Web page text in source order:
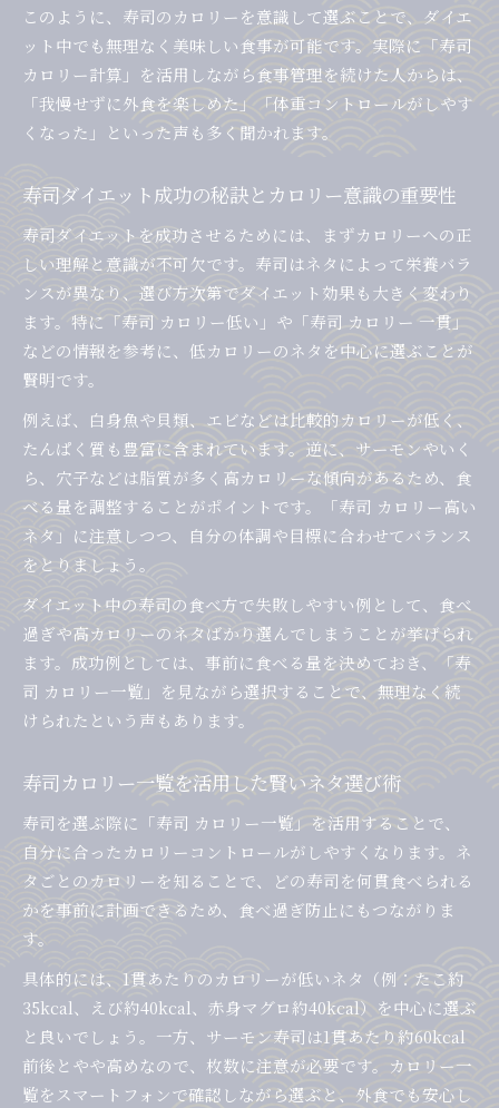
寿司カロリー管理と味の満足感を両立させる秘
訣
寿司カロリーを減らす食べ合わせの工夫とは
寿司10貫分のカロリーを比べてみた結果
寿司カロリー10貫分の目安と選択時の注意点
寿司カロリー10貫で計算するダイエットのコツ
寿司カロリー一覧で10貫分のバリエーション比
較
寿司カロリー高い10貫と低い10貫の違いとは
寿司カロリー一貫ごとの把握で摂取量を管理
寿司カロリー低いネタで満足感を得る方法
寿司カロリー計算がダイエット継続の鍵になる
理由
このように、寿司のカロリーを意識して選ぶことで、ダイエ
ット中でも無理なく美味しい食事が可能です。実際に「寿司
カロリー計算」を活用しながら食事管理を続けた人からは、
「我慢せずに外食を楽しめた」「体重コントロールがしやす
くなった」といった声も多く聞かれます。
寿司ダイエット成功の秘訣とカロリー意識の重要性
寿司ダイエットを成功させるためには、まずカロリーへの正
しい理解と意識が不可欠です。寿司はネタによって栄養バラ
ンスが異なり、選び方次第でダイエット効果も大きく変わり
ます。特に「寿司 カロリー低い」や「寿司 カロリー 一貫」
などの情報を参考に、低カロリーのネタを中心に選ぶことが
賢明です。
例えば、白身魚や貝類、エビなどは比較的カロリーが低く、
たんぱく質も豊富に含まれています。逆に、サーモンやいく
ら、穴子などは脂質が多く高カロリーな傾向があるため、食
べる量を調整することがポイントです。「寿司 カロリー高い
ネタ」に注意しつつ、自分の体調や目標に合わせてバランス
をとりましょう。
ダイエット中の寿司の食べ方で失敗しやすい例として、食べ
過ぎや高カロリーのネタばかり選んでしまうことが挙げられ
ます。成功例としては、事前に食べる量を決めておき、「寿
司 カロリー一覧」を見ながら選択することで、無理なく続
けられたという声もあります。
寿司カロリー一覧を活用した賢いネタ選び術
寿司を選ぶ際に「寿司 カロリー一覧」を活用することで、
自分に合ったカロリーコントロールがしやすくなります。ネ
タごとのカロリーを知ることで、どの寿司を何貫食べられる
かを事前に計画できるため、食べ過ぎ防止にもつながりま
す。
具体的には、1貫あたりのカロリーが低いネタ（例：たこ約
35kcal、えび約40kcal、赤身マグロ約40kcal）を中心に選ぶ
と良いでしょう。一方、サーモン寿司は1貫あたり約60kcal
前後とやや高めなので、枚数に注意が必要です。カロリー一
覧をスマートフォンで確認しながら選ぶと、外食でも安心し